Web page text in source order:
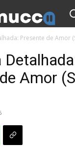
Presente de Amor
Amor